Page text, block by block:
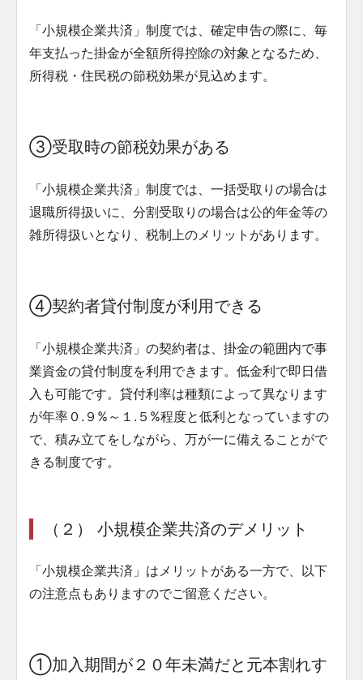
「小規模企業共済」制度では、確定申告の際に、毎
年支払った掛金が全額所得控除の対象となるため、
所得税・住民税の節税効果が見込めます。
③受取時の節税効果がある
「小規模企業共済」制度では、一括受取りの場合は
退職所得扱いに、分割受取りの場合は公的年金等の
雑所得扱いとなり、税制上のメリットがあります。
④契約者貸付制度が利用できる
「小規模企業共済」の契約者は、掛金の範囲内で事
業資金の貸付制度を利用できます。低金利で即日借
入も可能です。貸付利率は種類によって異なります
が年率０.９%～１.５%程度と低利となっていますの
で、積み立てをしながら、万が一に備えることがで
きる制度です。
（２） 小規模企業共済のデメリット
「小規模企業共済」はメリットがある一方で、以下
の注意点もありますのでご留意ください。
①加入期間が２０年未満だと元本割れす